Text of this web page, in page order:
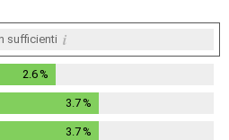
sufficienti i
2.6 %
3.7 %
3.7 %